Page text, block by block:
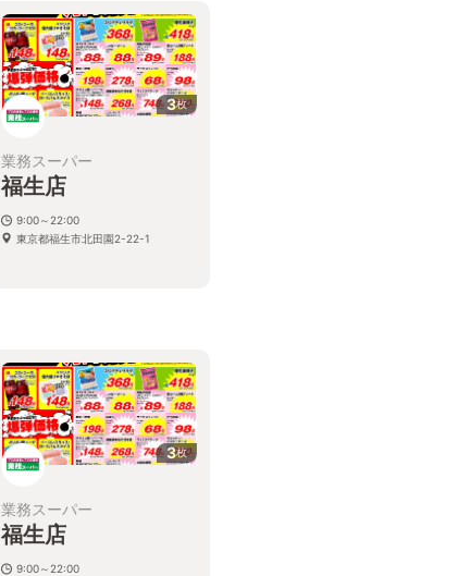
3枚
業務スーパー
福生店
9:00～22:00
東京都福生市北田園2-22-1
3枚
業務スーパー
福生店
9:00～22:00